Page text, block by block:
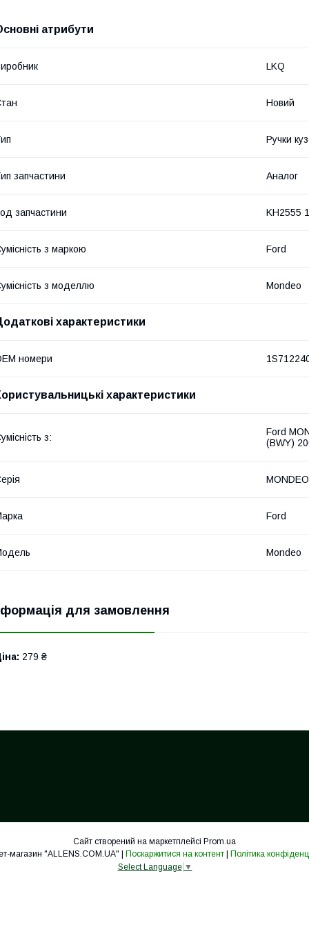
атрибути
LKQ
Новий
Ручки
запчастини Аналог
запчастини KH2555
з маркою Ford
з моделлю Mondeo
характеристики
номери
характеристики
з:
Ford
(BWY)
Ford
Mondeo
для замовлення
279 ₴
Сайт створений на маркетплейсі Prom.ua
Поскаржитися на контент
Політика
Select Language ▼